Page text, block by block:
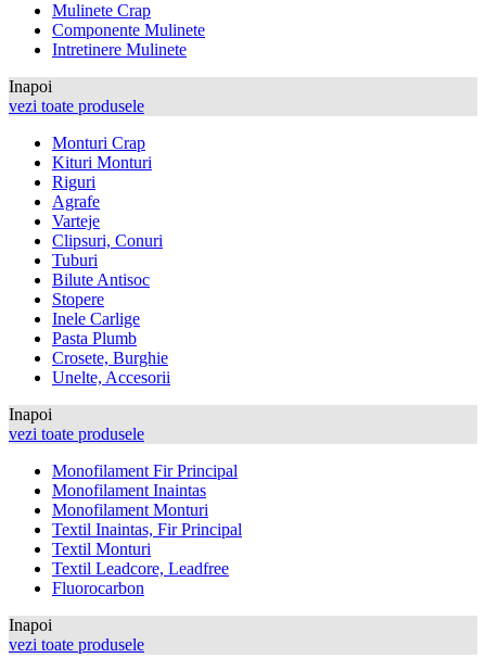
Mulinete Crap
Componente Mulinete
Intretinere Mulinete
Inapoi
vezi toate produsele
Monturi Crap
Kituri Monturi
Riguri
Agrafe
Varteje
Clipsuri, Conuri
Tuburi
Bilute Antisoc
Stopere
Inele Carlige
Pasta Plumb
Crosete, Burghie
Unelte, Accesorii
Inapoi
vezi toate produsele
Monofilament Fir Principal
Monofilament Inaintas
Monofilament Monturi
Textil Inaintas, Fir Principal
Textil Monturi
Textil Leadcore, Leadfree
Fluorocarbon
Inapoi
vezi toate produsele